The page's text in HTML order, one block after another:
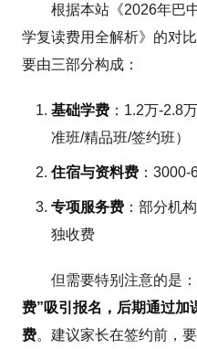
根据本站《2026年巴
学复读费用全解析》的对
要由三部分构成：
基础学费 ：1.2万-2.8
准班/精品班/签约班）
住宿与资料费 ：
专项服务费 ：部分机
独收费
但需要特别注意的是：
费”吸引报名，后期通过加
费。建议家长在签约前，